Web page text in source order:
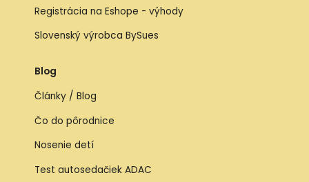
Registrácia na Eshope - výhody
Slovenský výrobca BySues
Blog
Články / Blog
Čo do pôrodnice
Nosenie detí
Test autosedačiek ADAC